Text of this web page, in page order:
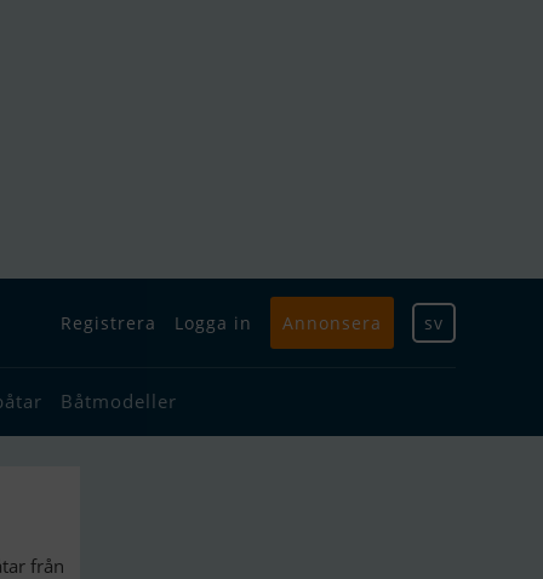
Registrera Logga in Annonsera sv
Båtmodeller
från